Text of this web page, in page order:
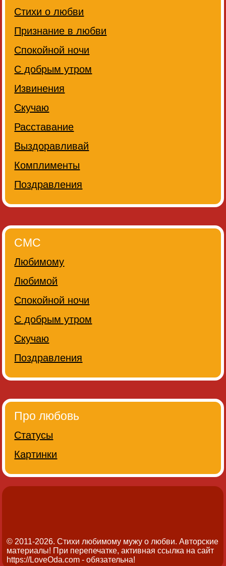
Стихи о любви
Признание в любви
Спокойной ночи
С добрым утром
Извинения
Скучаю
Расставание
Выздоравливай
Комплименты
Поздравления
СМС
Любимому
Любимой
Спокойной ночи
С добрым утром
Скучаю
Поздравления
Про любовь
Статусы
Картинки
© 2011-2026. Стихи любимому мужу о любви.Авторские
материалы! При перепечатке, активная ссылка на сайт
https://LoveOda.com - обязательна!